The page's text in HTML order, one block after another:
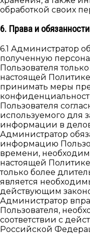
обработкой своих
6. Права и
6.1 Администратор
полученную
Пользователя
настоящей
принимать меры
Пользователя
используемого для
информации в
Администратор
информацию
времени,
настоящей
только более
является
действующим
Администратор
Пользователя,
соответствии с
Российской